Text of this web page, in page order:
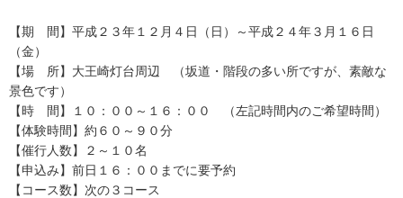
【期 間】平成２３年１２月４日（日）～平成２４年３月１６日
（金）
【場 所】大王崎灯台周辺 （坂道・階段の多い所ですが、素敵な
景色です）
【時 間】１０：００～１６：００ （左記時間内のご希望時間）
【体験時間】約６０～９０分
【催行人数】２～１０名
【申込み】前日１６：００までに要予約
【コース数】次の３コース